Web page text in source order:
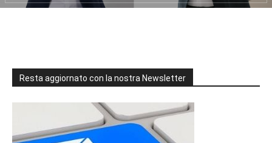
Resta aggiornato con la nostra Newsletter